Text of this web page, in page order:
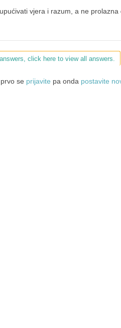
vjera i razum, a ne prolazna
click here to view all answers.
se prijavite pa onda postavite